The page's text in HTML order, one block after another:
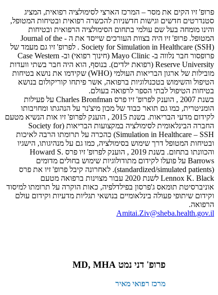
פרופ' זיו הקים את מסר – המרכז הארצי לסימולציה רפואית, המציג
סטנדרטים חדשים וגישות חדשניות להכשרה רפואית ובטיחות המטופל,
והינו מומחה בעל שם עולמי בתחום הסימולציה הרפואית ובטיחות
המטופל. פרופ' זיו היה בצוות העורכים שייסד את ה - Journal of the
Society for Simulation in Healthcare (SSH) . לפרופ' זיו גם מעמד של
פרופסור חבר נלווה ב- Mayo Clinic (חינוך רפואי) וב- Case Western
Reserve University (רפואת ילדים). בנוסף, הוא היה חבר בשתי וועדות
מובילות של ארגון הבריאות העולמי (WHO) שקידמו את נושא בטיחות
הטיפול והשימוש בטכנולוגיות ברפואה, אשר פיתחו קוריקולום בנושא
בטיחות הטיפול לבתי הספר לרפואה בעולם.
בשנת 2007 , הוענק לפרופ' זיו פרס Charles Bronfman על פעילות
הומניטרית, כמו גם תואר כבוד של מכון מיצ'נר על הנהגתו ומחויבותו
לקידום מדעי הבריאות. בשנת 2015 , הוענק לפרופ' זיו אות הנשיא מטעם
החברה הבינלאומית לסימולציה במקצועות הבריאות (Society for
Simulation in Healthcare – SSH) כהכרה על תרומתו הרבה לאיכות
ובטיחות המטופל דרך שימוש בסימולציה, כמו גם על מנהיגותו, הישגיו
והכוונתו בתחום. בשנת 2019 , הוענק לפרופ' זיו פרס Howard S.
Barrows על פועלו לקידום מתודולוגיות שימוש בחולים מדומים
(standardized/simulated patients). לאחרונה קיבל פרופ' זיו את פרס
Lennox K. Black לשנת 2020 עבור מצוינות ברפואה מטעם
אוניברסיטת תומאס ג'פרסון בפילדלפיה, כאות הוקרה על תרומתו למיסוד
וקידום שיתופי פעולה בינלאומיים בנושאי תגליות מדעיות וקידום עולם
הרפואה.
Amitai.Ziv@sheba.health.gov.il
פרופ' דני נמט MD, MHA
מרכז רפואי מאיר